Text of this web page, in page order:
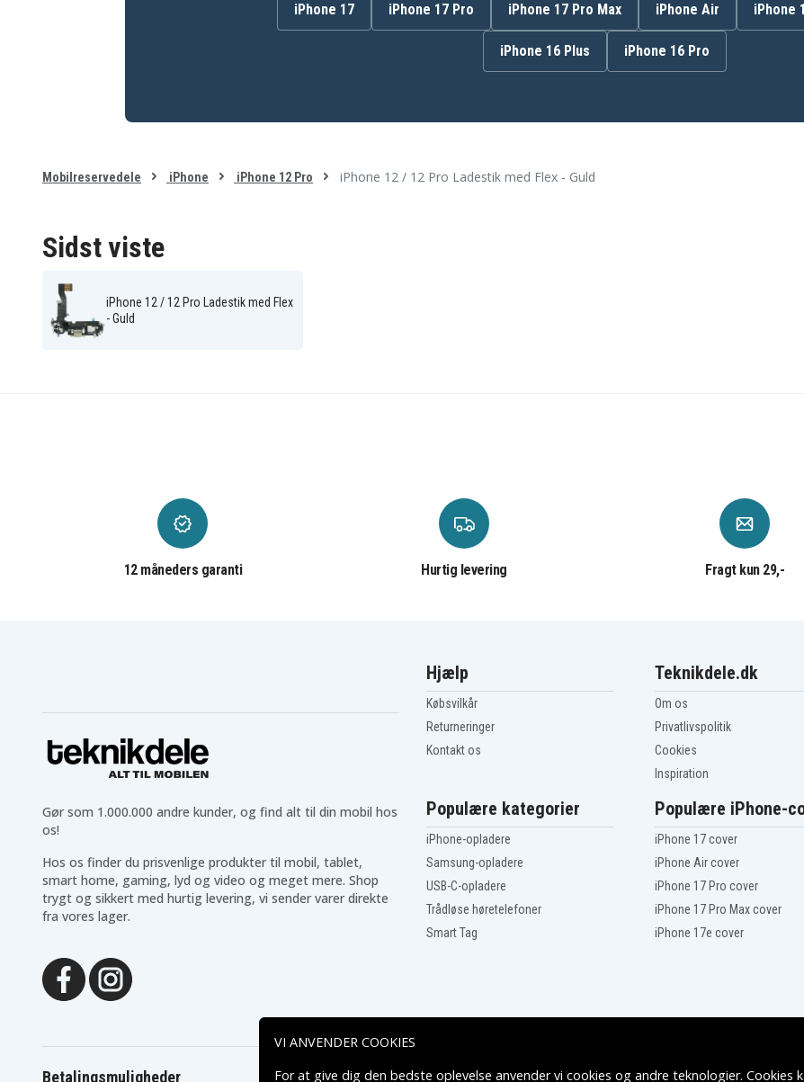
iPhone 17 iPhone 17 Pro iPhone 17 Pro Max iPhone Air iPhone
iPhone 16 Plus iPhone 16 Pro
Mobilreservedele iPhone iPhone 12 Pro iPhone 12 / 12 Pro Ladestik med Flex - Guld
Sidst viste
iPhone 12 / 12 Pro Ladestik med Flex
- Guld
12 måneders garanti Hurtig levering Fragt kun 29,-
Gør som 1.000.000 andre kunder, og find alt til din mobil hos
os!
Hos os finder du prisvenlige produkter til mobil, tablet,
smart home, gaming, lyd og video og meget mere. Shop
trygt og sikkert med hurtig levering, vi sender varer direkte
fra vores lager.
Hjælp
Købsvilkår
Returneringer
Kontakt os
Teknikdele.dk
Om os
Privatlivspolitik
Cookies
Inspiration
Populære kategorier
iPhone-opladere
Samsung-opladere
USB-C-opladere
Trådløse høretelefoner
Smart Tag
Populære iPhone-
iPhone 17 cover
iPhone Air cover
iPhone 17 Pro cover
iPhone 17 Pro Max cover
iPhone 17e cover
Betalingsmuligheder Leveringsmuligheder
VI ANVENDER COOKIES
For at give dig den bedste oplevelse anvender vi cookies og andre teknologier. Cookies